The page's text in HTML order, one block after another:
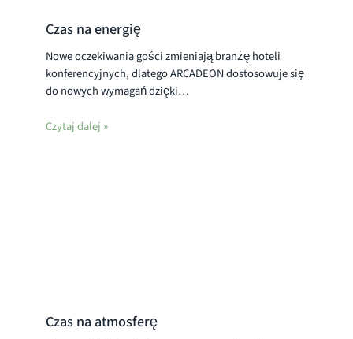
Czas na energię
Nowe oczekiwania gości zmieniają branżę hoteli
konferencyjnych, dlatego ARCADEON dostosowuje się
do nowych wymagań dzięki…
Czytaj dalej »
Czas na atmosferę